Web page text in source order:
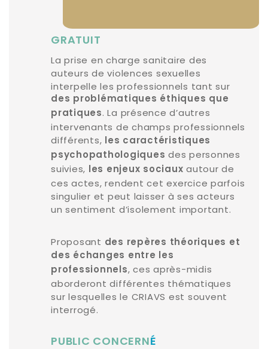
GRATUIT
La prise en charge sanitaire des
auteurs de violences sexuelles
interpelle les professionnels tant sur
des problématiques éthiques que
pratiques . La présence d’autres
intervenants de champs professionnels
différents, les caractéristiques
psychopathologiques des personnes
suivies, les enjeux sociaux autour de
ces actes, rendent cet exercice parfois
singulier et peut laisser à ses acteurs
un sentiment d’isolement important.
Proposant des repères théoriques et
des échanges entre les
professionnels, ces après-midis
aborderont différentes thématiques
sur lesquelles le CRIAVS est souvent
interrogé.
PUBLIC CONCERNÉ